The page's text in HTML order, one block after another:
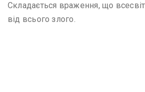
Складається враження, що
від всього злого.